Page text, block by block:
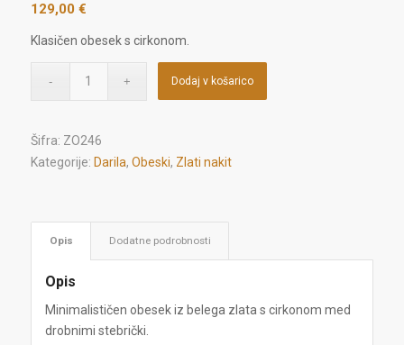
129,00 €
Klasičen obesek s cirkonom.
Dodaj v košarico
Šifra: ZO246
Kategorije: Darila, Obeski, Zlati nakit
Opis Dodatne podrobnosti
Opis
Minimalističen obesek iz belega zlata s cirkonom med
drobnimi stebrički.